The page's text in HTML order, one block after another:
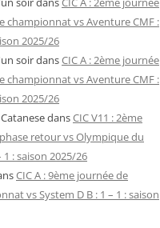
championnat vs Aventure CMF :
2025/26
soirdansCIC A : 2ème journée
championnat vs Aventure CMF :
2025/26
dansCIC V11 : 2ème
retour vs Olympique du
1 : saison 2025/26
CIC A : 9ème journée de
vs System D B : 1 – 1 : saison